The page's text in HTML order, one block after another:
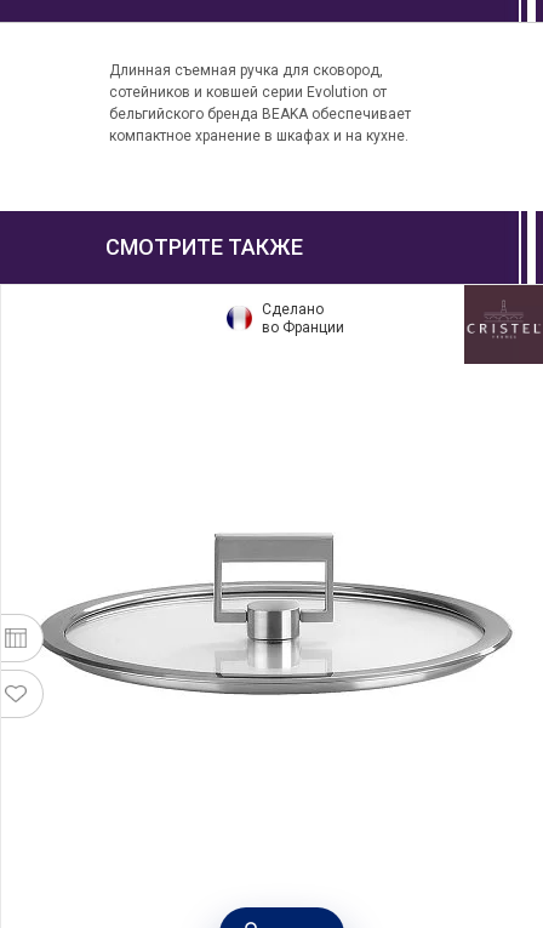
Длинная съемная ручка для сковород,
сотейников и ковшей серии Evolution от
бельгийского бренда BEAKA обеспечивает
компактное хранение в шкафах и на кухне.
СМОТРИТЕ ТАКЖЕ
Сделано
во Франции
Крышка Strate fixed 18 см с фиксированной